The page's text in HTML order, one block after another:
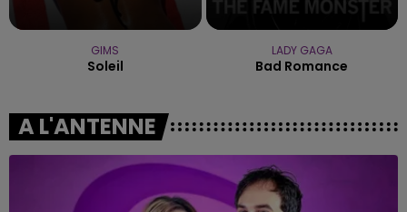
GIMS
Soleil
LADY GAGA
Bad Romance
A L'ANTENNE